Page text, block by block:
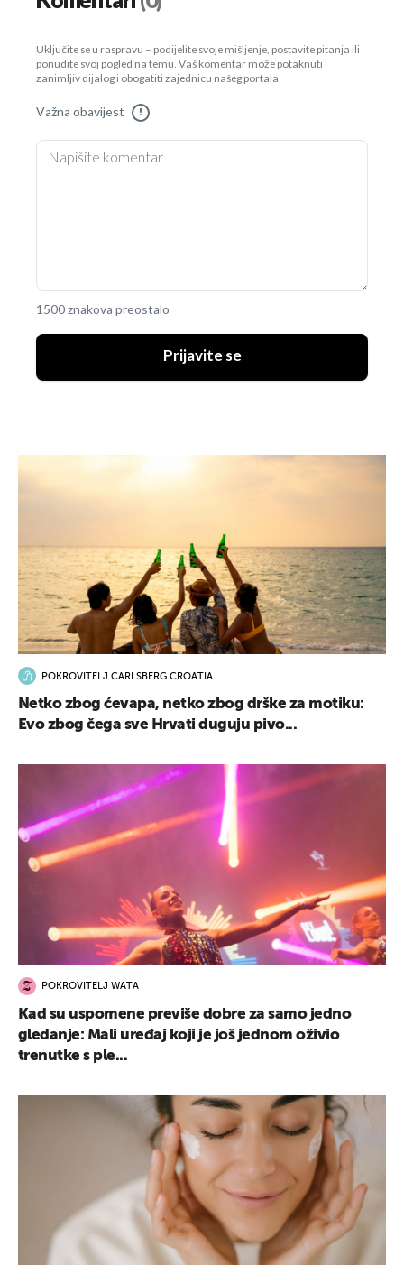
Uključite se u raspravu – podijelite svoje mišljenje, postavite pitanja ili
ponudite svoj pogled na temu. Vaš komentar može potaknuti
zanimljiv dijalog i obogatiti zajednicu našeg portala.
Važna obavijest !
1500 znakova preostalo
Prijavite se
POKROVITELJ CARLSBERG CROATIA
Netko zbog ćevapa, netko zbog drške za motiku:
Evo zbog čega sve Hrvati duguju pivo...
POKROVITELJ WATA
Kad su uspomene previše dobre za samo jedno
gledanje: Mali uređaj koji je još jednom oživio
trenutke s ple...